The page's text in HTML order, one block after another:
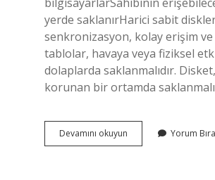
yerde saklanırHarici sabit
senkronizasyon, kolay erişim ve
tablolar, havaya veya fiziksel
dolaplarda saklanmalıdır.
korunan bir ortamda
Devamını okuyun
Saklama
Yorum